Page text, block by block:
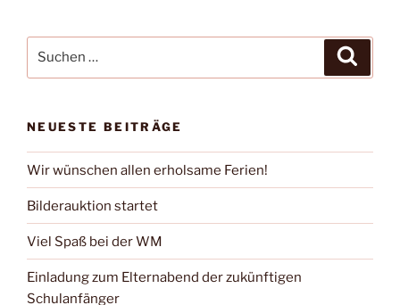
nach:
NEUESTE BEITRÄGE
Wir wünschen allen erholsame Ferien!
Bilderauktion startet
Viel Spaß bei der WM
Einladung zum Elternabend der zukünftigen
Schulanfänger